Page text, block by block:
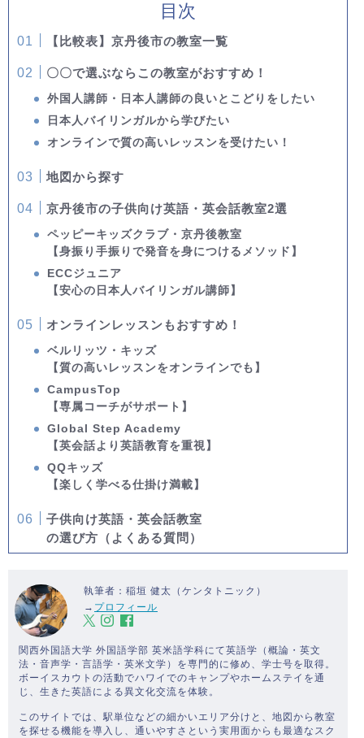
目次
【比較表】京丹後市の教室一覧
〇〇で選ぶならこの教室がおすすめ！
外国人講師・日本人講師の良いとこどりをしたい
日本人バイリンガルから学びたい
オンラインで質の高いレッスンを受けたい！
地図から探す
京丹後市の子供向け英語・英会話教室2選
ペッピーキッズクラブ・京丹後教室
【身振り手振りで発音を身につけるメソッド】
ECCジュニア
【安心の日本人バイリンガル講師】
オンラインレッスンもおすすめ！
ベルリッツ・キッズ
【質の高いレッスンをオンラインでも】
CampusTop
【専属コーチがサポート】
Global Step Academy
【英会話より英語教育を重視】
QQキッズ
【楽しく学べる仕掛け満載】
子供向け英語・英会話教室
の選び方（よくある質問）
執筆者：稲垣 健太（ケンタトニック）
→ プロフィール
関西外国語大学 外国語学部 英米語学科にて英語学（概論・英文
法・音声学・言語学・英米文学）を専門的に修め、学士号を取得。
ボーイスカウトの活動でハワイでのキャンプやホームステイを通
じ、生きた英語による異文化交流を体験。
このサイトでは、駅単位などの細かいエリア分けと、地図から教室
を探せる機能を導入し、通いやすさという実用面からも最適なスク